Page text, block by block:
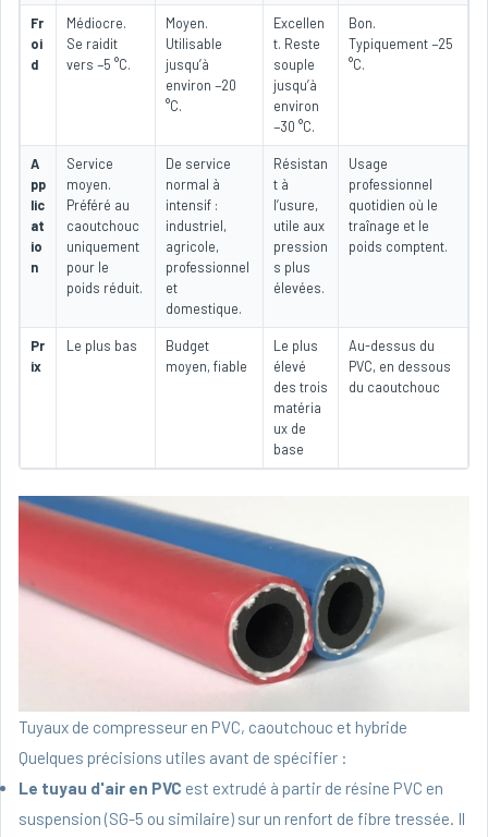
Fr
oi
d
Médiocre.
Se raidit
vers −5 °C.
Moyen.
Utilisable
jusqu’à
environ −20
°C.
Excellen
t. Reste
souple
jusqu’à
environ
−30 °C.
Bon.
Typiquement −25
°C.
A
pp
lic
at
io
n
Service
moyen.
Préféré au
caoutchouc
uniquement
pour le
poids réduit.
De service
normal à
intensif :
industriel,
agricole,
professionnel
et
domestique.
Résistan
t à
l’usure,
utile aux
pression
s plus
élevées.
Usage
professionnel
quotidien où le
traînage et le
poids comptent.
Pr
ix
Le plus bas
Budget
moyen, fiable
Le plus
élevé
des trois
matéria
ux de
base
Au-dessus du
PVC, en dessous
du caoutchouc
Tuyaux de compresseur en PVC, caoutchouc et hybride
Quelques précisions utiles avant de spécifier :
Le tuyau d'air en PVC est extrudé à partir de résine PVC en
suspension (SG-5 ou similaire) sur un renfort de fibre tressée. Il